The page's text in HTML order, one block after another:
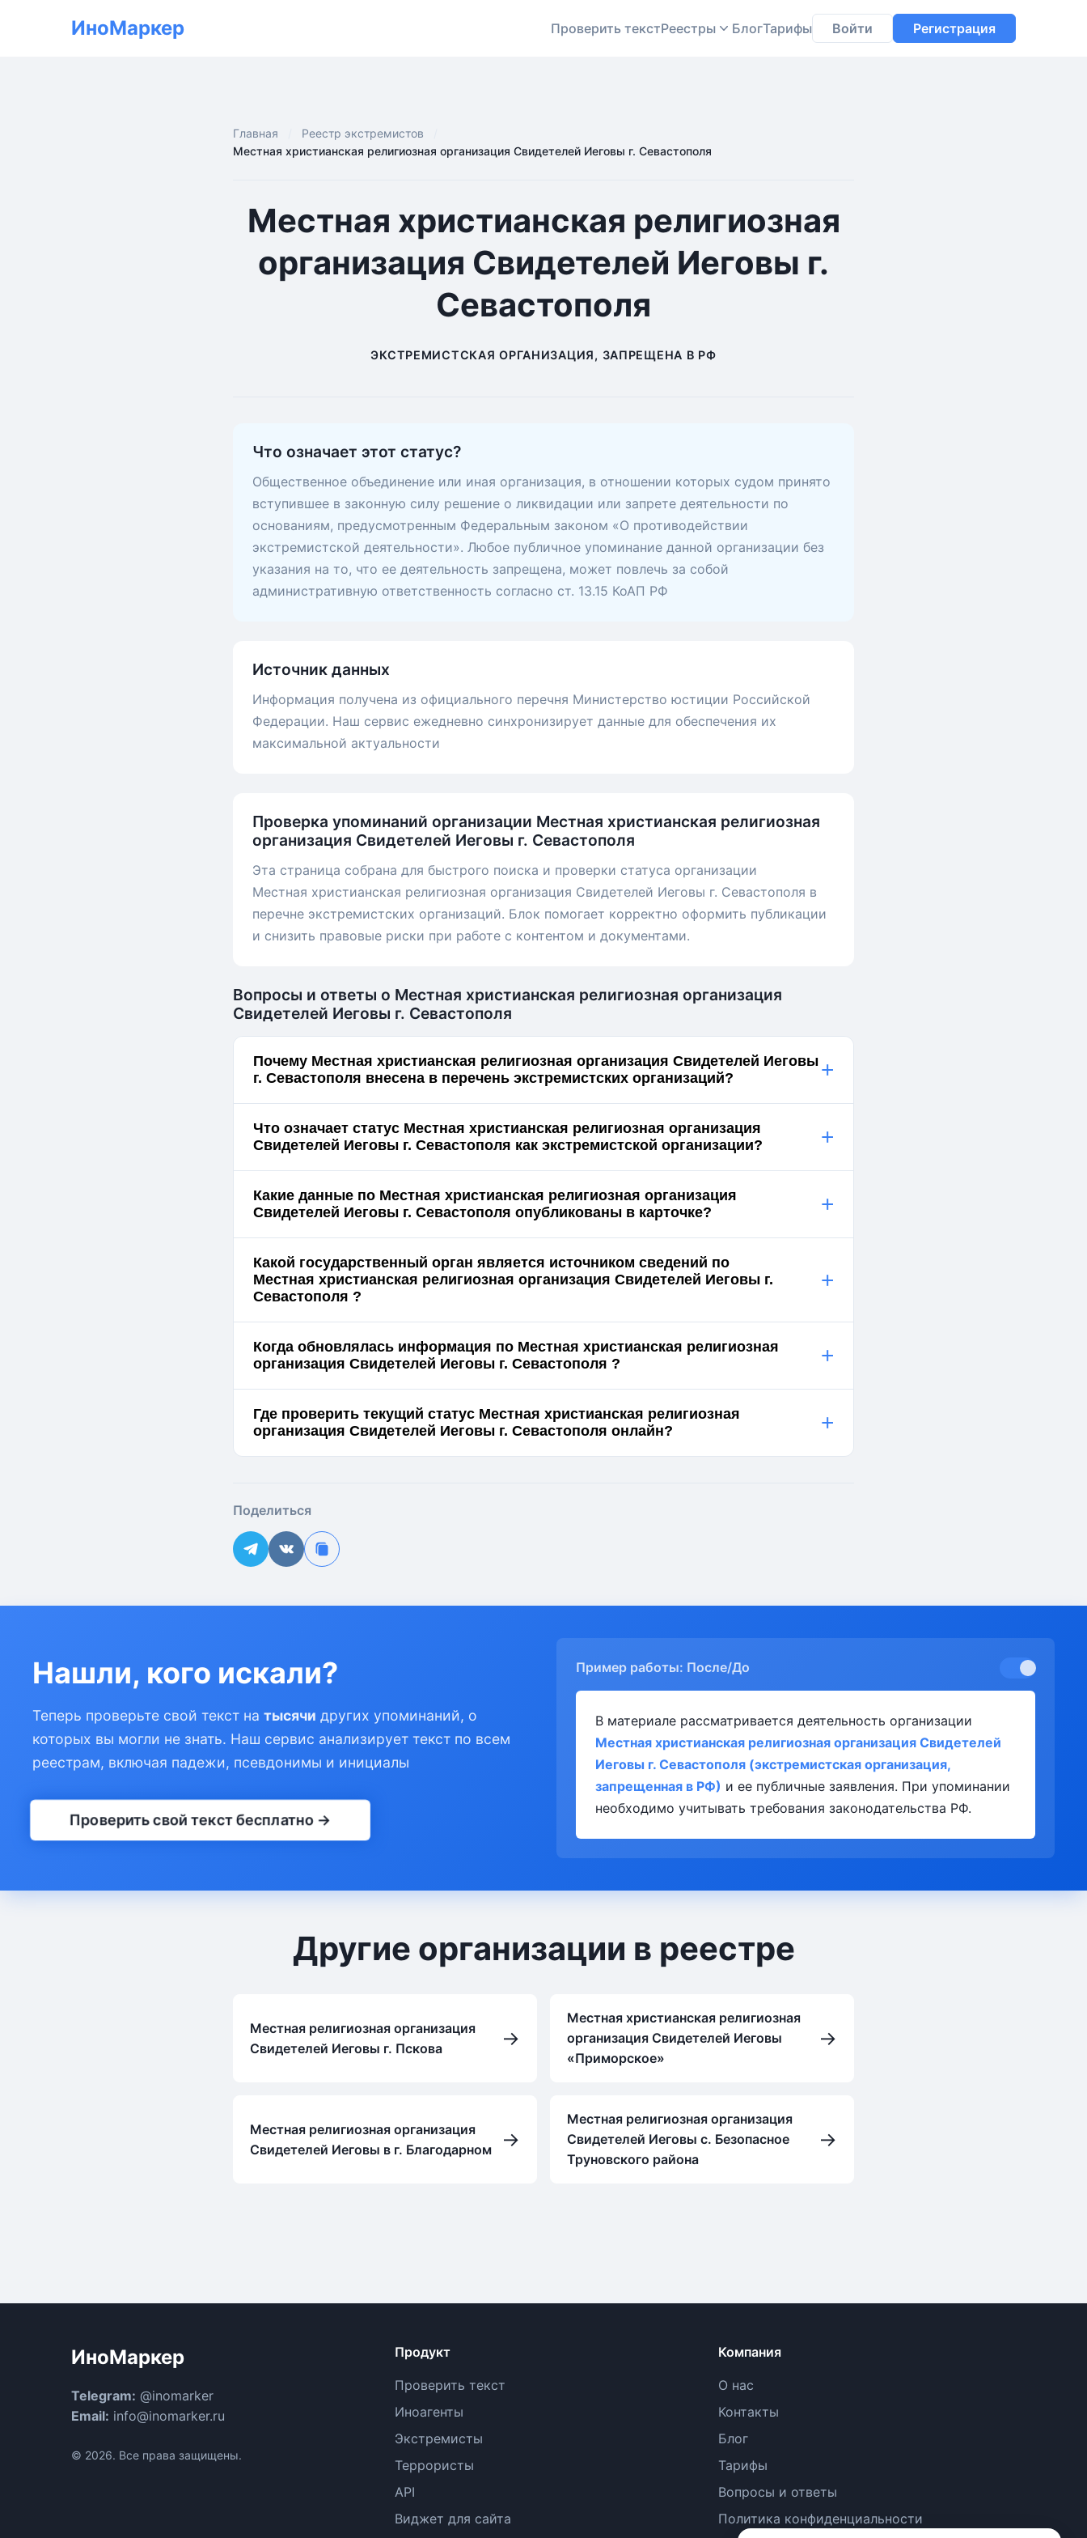
ИноМаркер Проверить текстРеестры БлогТарифы Войти Регистрация
Главная
Реестр экстремистов
Местная христианская религиозная организация Свидетелей Иеговы г. Севастополя
Местная христианская религиозная
организация Свидетелей Иеговы г.
Севастополя
ЭКСТРЕМИСТСКАЯ ОРГАНИЗАЦИЯ, ЗАПРЕЩЕНА В РФ
Что означает этот статус?
Общественное объединение или иная организация, в отношении которых судом принято
вступившее в законную силу решение о ликвидации или запрете деятельности по
основаниям, предусмотренным Федеральным законом «О противодействии
экстремистской деятельности». Любое публичное упоминание данной организации без
указания на то, что ее деятельность запрещена, может повлечь за собой
административную ответственность согласно ст. 13.15 КоАП РФ
Источник данных
Информация получена из официального перечня Министерство юстиции Российской
Федерации. Наш сервис ежедневно синхронизирует данные для обеспечения их
максимальной актуальности
Проверка упоминаний организации Местная христианская религиозная
организация Свидетелей Иеговы г. Севастополя
Эта страница собрана для быстрого поиска и проверки статуса организации
Местная христианская религиозная организация Свидетелей Иеговы г. Севастополя в
перечне экстремистских организаций. Блок помогает корректно оформить публикации
и снизить правовые риски при работе с контентом и документами.
Вопросы и ответы о Местная христианская религиозная организация
Свидетелей Иеговы г. Севастополя
Почему Местная христианская религиозная организация Свидетелей Иеговы
г. Севастополя внесена в перечень экстремистских организаций?
+
Что означает статус Местная христианская религиозная организация
Свидетелей Иеговы г. Севастополя как экстремистской организации?
+
Какие данные по Местная христианская религиозная организация
Свидетелей Иеговы г. Севастополя опубликованы в карточке?
+
Какой государственный орган является источником сведений по
Местная христианская религиозная организация Свидетелей Иеговы г.
Севастополя ?
+
Когда обновлялась информация по Местная христианская религиозная
организация Свидетелей Иеговы г. Севастополя ?
+
Где проверить текущий статус Местная христианская религиозная
организация Свидетелей Иеговы г. Севастополя онлайн?
+
Поделиться
Нашли, кого искали?
Теперь проверьте свой текст на тысячи других упоминаний, о
которых вы могли не знать. Наш сервис анализирует текст по всем
реестрам, включая падежи, псевдонимы и инициалы
Проверить свой текст бесплатно →
Пример работы: После/До
В материале рассматривается деятельность организации
Местная христианская религиозная организация Свидетелей
Иеговы г. Севастополя (экстремистская организация,
запрещенная в РФ) и ее публичные заявления. При упоминании
необходимо учитывать требования законодательства РФ.
Другие организации в реестре
Местная религиозная организация
Свидетелей Иеговы г. Пскова
→
Местная христианская религиозная
организация Свидетелей Иеговы
«Приморское»
→
Местная религиозная организация
Свидетелей Иеговы в г. Благодарном
→
Местная религиозная организация
Свидетелей Иеговы с. Безопасное
Труновского района
→
ИноМаркер
Telegram: @inomarker
Email: info@inomarker.ru
© 2026. Все права защищены.
Продукт
Проверить текст
Иноагенты
Экстремисты
Террористы
API
Виджет для сайта
Компания
О нас
Контакты
Блог
Тарифы
Вопросы и ответы
Политика конфиденциальности